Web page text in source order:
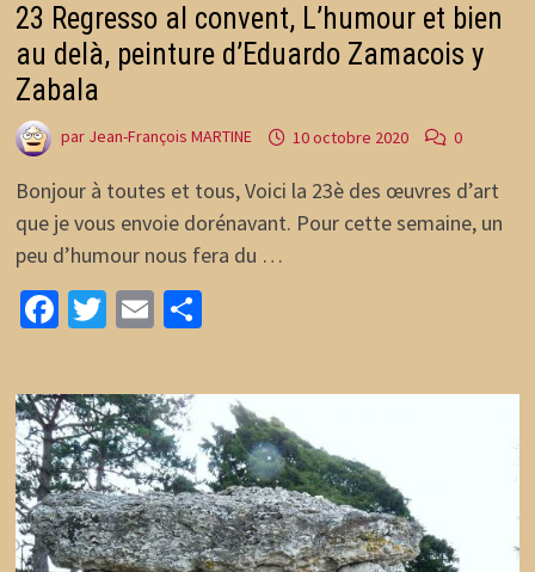
23 Regresso al convent, L’humour et bien
au delà, peinture d’Eduardo Zamacois y
Zabala
par Jean-François MARTINE 10 octobre 2020 0
Bonjour à toutes et tous, Voici la 23è des œuvres d’art
que je vous envoie dorénavant. Pour cette semaine, un
peu d’humour nous fera du …
Facebook
Twitter
EmailPartager